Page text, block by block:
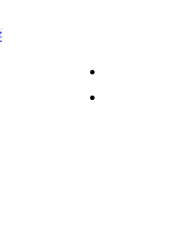
计划与使用教材公布~